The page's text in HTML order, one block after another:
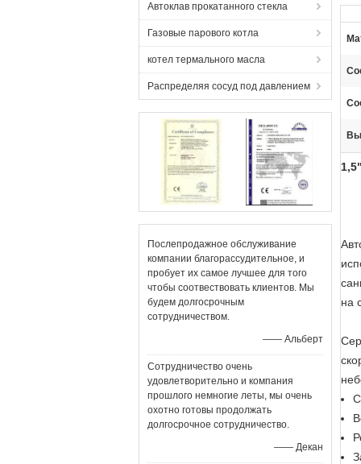
Автоклав прокатанного стекла
Газовые парового котла
котел термального масла
Распределяя сосуд под давлением
Послепродажное обслуживание
компании благорассудительное, и
пробует их самое лучшее для того
чтобы соотвествовать клиентов. Мы
будем долгосрочным
сотрудничеством.
—— Альберт
Сотрудничество очень
удовлетворительно и компания
прошлого немногие леты, мы очень
охотно готовы продолжать
долгосрочное сотрудничество.
—— Декан
на